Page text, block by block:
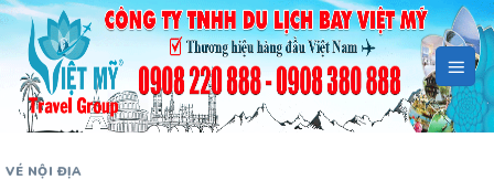
Bỏ
qua
dung
VÉ NỘI ĐỊA